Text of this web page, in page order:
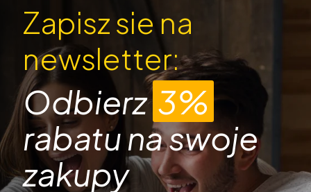
Zapisz sie na
newsletter:
Odbierz3%
rabatu na swoje
zakupy